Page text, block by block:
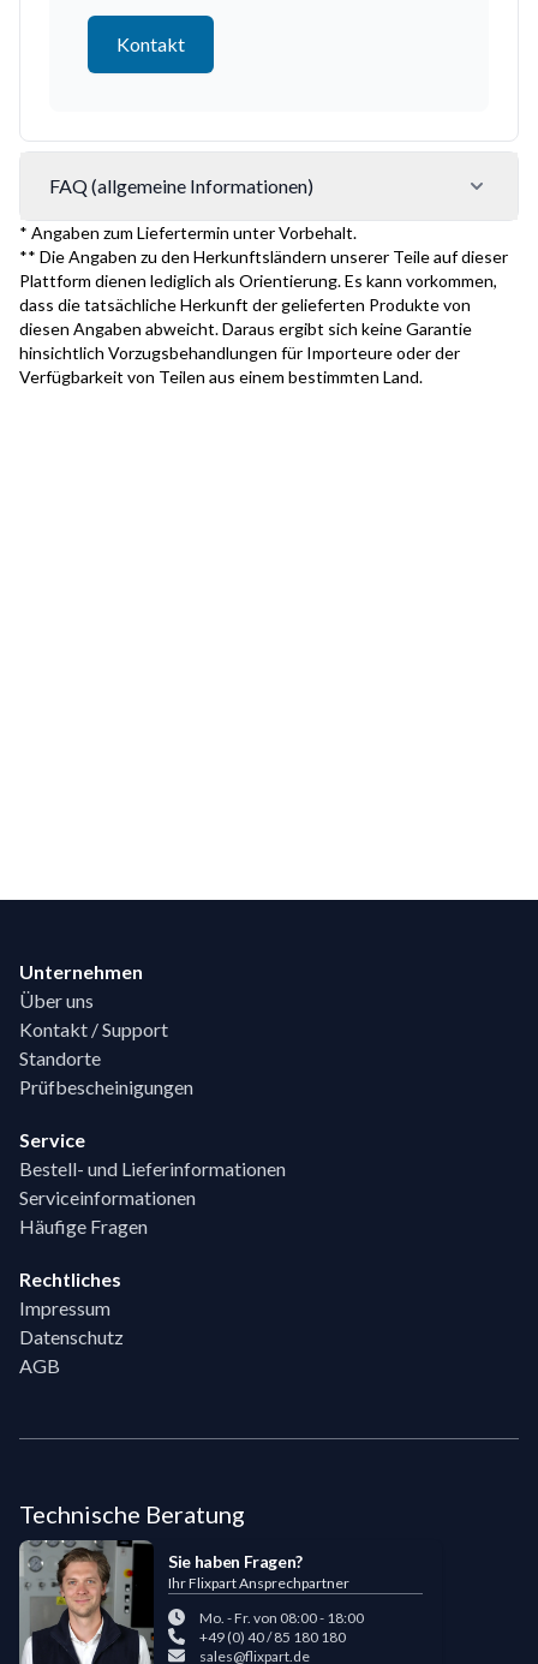
Kontakt
FAQ (allgemeine Informationen)
* Angaben zum Liefertermin unter Vorbehalt.
** Die Angaben zu den Herkunftsländern unserer Teile auf dieser
Plattform dienen lediglich als Orientierung. Es kann vorkommen,
dass die tatsächliche Herkunft der gelieferten Produkte von
diesen Angaben abweicht. Daraus ergibt sich keine Garantie
hinsichtlich Vorzugsbehandlungen für Importeure oder der
Verfügbarkeit von Teilen aus einem bestimmten Land.
Unternehmen
Über uns
Kontakt / Support
Standorte
Prüfbescheinigungen
Service
Bestell- und Lieferinformationen
Serviceinformationen
Häufige Fragen
Rechtliches
Impressum
Datenschutz
AGB
Technische Beratung
Sie haben Fragen?
Ihr Flixpart Ansprechpartner
Mo. - Fr. von 08:00 - 18:00
+49 (0) 40 / 85 180 180
sales@flixpart.de